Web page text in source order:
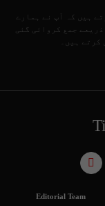
ہیں کہ آپ نے ہمارے
جمع کروائی گئی
ہیں۔
Editorial Team